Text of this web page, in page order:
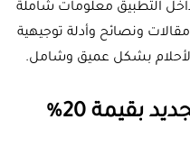
التطبيق معلومات شاملة
ونصائح وأدلة توجيهية
بشكل عميق وشامل.
كوبون خصم فسرلي الجديد بقيمة 20%